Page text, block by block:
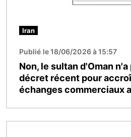
Iran
Publié le 18/06/2026 à 15:57
Non, le sultan d'Oman
décret récent pour
échanges commerciaux